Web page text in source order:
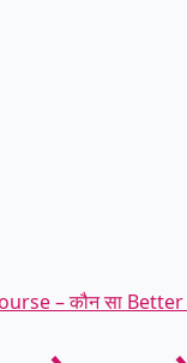
– कौन सा Better